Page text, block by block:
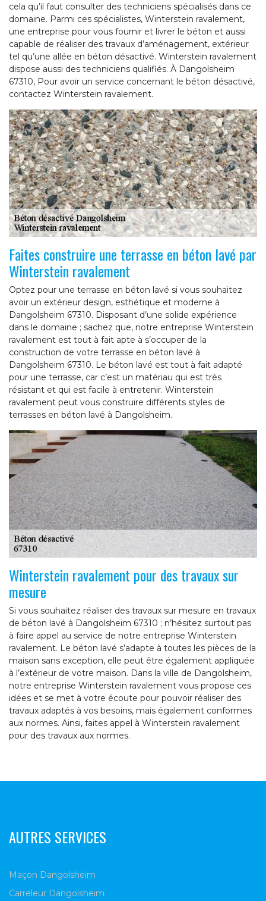
cela qu’il faut consulter des techniciens spécialisés dans ce
domaine. Parmi ces spécialistes, Winterstein ravalement,
une entreprise pour vous fournir et livrer le béton et aussi
capable de réaliser des travaux d’aménagement, extérieur
tel qu’une allée en béton désactivé. Winterstein ravalement
dispose aussi des techniciens qualifiés. À Dangolsheim
67310, Pour avoir un service concernant le béton désactivé,
contactez Winterstein ravalement.
Faites construire une terrasse en béton lavé par
Winterstein ravalement
Optez pour une terrasse en béton lavé si vous souhaitez
avoir un extérieur design, esthétique et moderne à
Dangolsheim 67310. Disposant d’une solide expérience
dans le domaine ; sachez que, notre entreprise Winterstein
ravalement est tout à fait apte à s’occuper de la
construction de votre terrasse en béton lavé à
Dangolsheim 67310. Le béton lavé est tout à fait adapté
pour une terrasse, car c’est un matériau qui est très
résistant et qui est facile à entretenir. Winterstein
ravalement peut vous construire différents styles de
terrasses en béton lavé à Dangolsheim.
Winterstein ravalement pour des travaux sur
mesure
Si vous souhaitez réaliser des travaux sur mesure en travaux
de béton lavé à Dangolsheim 67310 ; n’hésitez surtout pas
à faire appel au service de notre entreprise Winterstein
ravalement. Le béton lavé s’adapte à toutes les pièces de la
maison sans exception, elle peut être également appliquée
à l’extérieur de votre maison. Dans la ville de Dangolsheim,
notre entreprise Winterstein ravalement vous propose ces
idées et se met à votre écoute pour pouvoir réaliser des
travaux adaptés à vos besoins, mais également conformes
aux normes. Ainsi, faites appel à Winterstein ravalement
pour des travaux aux normes.
AUTRES SERVICES
Maçon Dangolsheim
Carreleur Dangolsheim